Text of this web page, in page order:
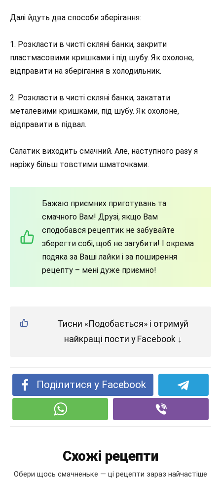
Далі йдуть два способи зберігання:
1. Розкласти в чисті скляні банки, закрити
пластмасовими кришками і під шубу. Як охолоне,
відправити на зберігання в холодильник.
2. Розкласти в чисті скляні банки, закатати
металевими кришками, під шубу. Як охолоне,
відправити в підвал.
Салатик виходить смачний. Але, наступного разу я
наріжу більш товстими шматочками.
Бажаю приємних приготувань та
смачного Вам! Друзі, якщо Вам
сподобався рецептик не забувайте
зберегти собі, щоб не загубити! І окрема
подяка за Ваші лайки і за поширення
рецепту – мені дуже приємно!
Тисни «Подобається» і отримуй
найкращі пости у Facebook ↓
Поділитися у Facebook
Схожі рецепти
Обери щось смачненьке — ці рецепти зараз найчастіше